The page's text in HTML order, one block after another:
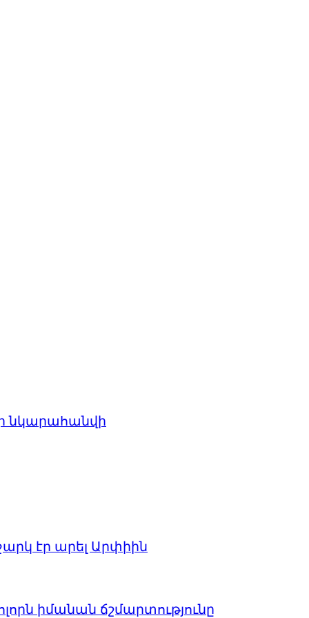
նկարահանվի
էր արել Արփիին
իմանան ճշմարտությունը